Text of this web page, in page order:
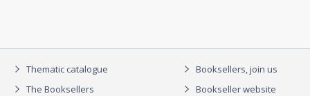
Thematic catalogue
The Booksellers
Booksellers, join us
Bookseller website